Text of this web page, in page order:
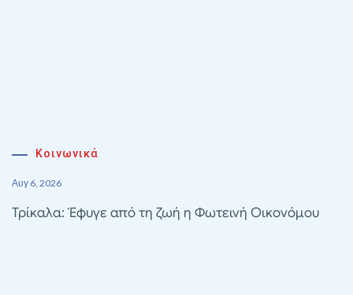
Κοινωνικά
Αυγ 6, 2026
Τρίκαλα: Έφυγε από τη ζωή η Φωτεινή Οικονόμου